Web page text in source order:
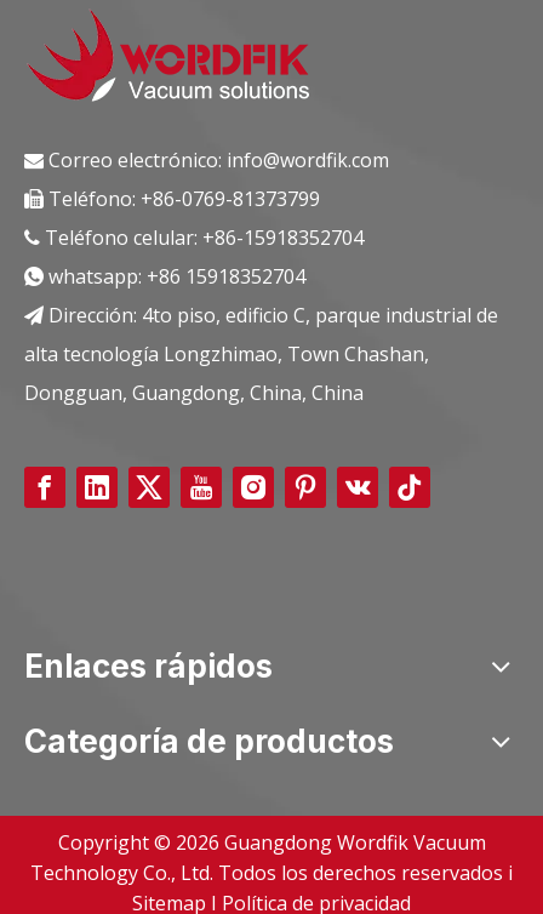
 Correo electrónico: info@wordfik.com
 Teléfono: +86-0769-81373799
 Teléfono celular: +86-15918352704
 whatsapp: +86 15918352704
 Dirección: 4to piso, edificio C, parque industrial de
alta tecnología Longzhimao, Town Chashan,
Dongguan, Guangdong, China, China
Enlaces rápidos
Categoría de productos
Copyright © 2026 Guangdong Wordfik Vacuum
Technology Co., Ltd. Todos los derechos reservados i
Sitemap I Política de privacidad